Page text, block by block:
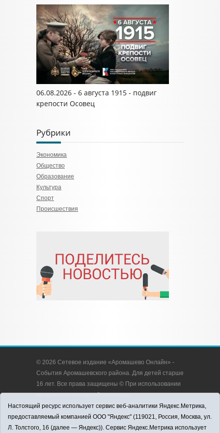
06.08.2026 - 6 августа 1915 - подвиг
крепости Осовец
Рубрики
Экономика
Общество
Образование
Культура
Спорт
Происшествия
© 2026 Сетевое издание «Аромашево Онлайн» -
События Аромашевского района. Для детей старше
16 лет. Все права защищены © При использовании
материалов ссылка обязательна.
Адрес редакции: 627350, Россия, Тюменская
область, Аромашевский район, с. Аромашево, ул.
Кирова, д. 13.
Настоящий ресурс использует сервис веб-аналитики Яндекс.Метрика,
предоставляемый компанией ООО "Яндекс" (119021, Россия, Москва, ул.
Л. Толстого, 16 (далее — Яндекс)). Сервис Яндекс.Метрика использует